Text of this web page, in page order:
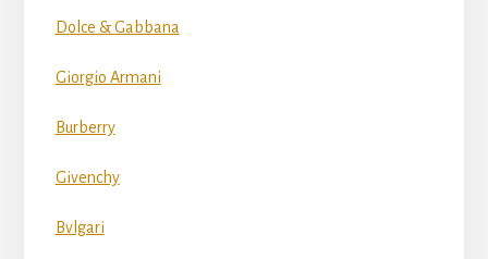
Dolce & Gabbana
Giorgio Armani
Burberry
Givenchy
Bvlgari